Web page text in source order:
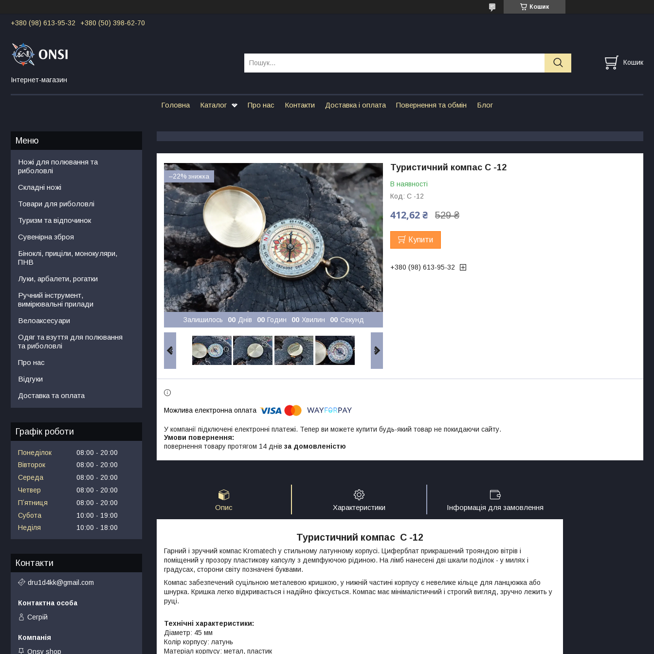
Кошик
+380 (98) 613-95-32 +380 (50) 398-62-70
Інтернет-магазин
Кошик
Головна Каталог Про нас Контакти Доставка і оплата Повернення та обмін Блог
–22%
Залишилось 00 Днів 00 Годин 00 Хвилин 00 Секунд
Туристичний компас С -12
В наявності
Код: С -12
529 ₴
412,62 ₴
Купити
+380 (98) 613-95-32
У компанії підключені електронні платежі. Тепер ви можете купити будь-який товар не покидаючи сайту.
повернення товару протягом 14 днів за домовленістю
Опис Характеристики Інформація для замовлення
Туристичний компас С -12
Гарний і зручний компас Kromatech у стильному латунному корпусі. Циферблат прикрашений трояндою вітрів і
поміщений у прозору пластикову капсулу з демпфуючою рідиною. На лімб нанесені дві шкали поділок - у милях і
градусах, сторони світу позначені буквами.
Компас забезпечений суцільною металевою кришкою, у нижній частині корпусу є невелике кільце для ланцюжка або
шнурка. Кришка легко відкривається і надійно фіксується. Компас має мінімалістичний і строгий вигляд, зручно лежить у
руці.
Технічні характеристики:
Діаметр: 45 мм
Колір корпусу: латунь
Матеріал корпусу: метал, пластик
Ножі для полювання та
риболовлі
Складні ножі
Товари для риболовлі
Туризм та відпочинок
Сувенірна зброя
Біноклі, приціли, монокуляри,
ПНВ
Луки, арбалети, рогатки
Ручний інструмент,
вимірювальні прилади
Велоаксесуари
Одяг та взуття для полювання
та риболовлі
Про нас
Відгуки
Доставка та оплата
Графік роботи
Понеділок 08:00
20:00
Вівторок
08:00
20:00
Середа
08:00
20:00
Четвер
08:00
20:00
Пʼятниця
08:00
20:00
Субота
10:00
19:00
Неділя
10:00 18:00
Контакти
dru1d4kk@gmail.com
Сегрій
Onsy shop